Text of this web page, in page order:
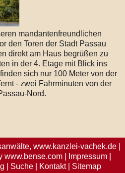
mandantenfreundlichen
den Toren der Stadt Passau
direkt am Haus begrüßen zu
in der 4. Etage mit Blick ins
sich nur 100 Meter von der
- zwei Fahrminuten von der
Nord.
www.kanzlei-vachek.de|
www.bense.com| Impressum|
Suche| Kontakt| Sitemap